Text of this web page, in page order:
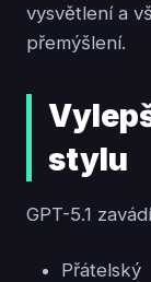
vysvětlení a
přemýšlení.
stylu
GPT-5.1
Přátelský